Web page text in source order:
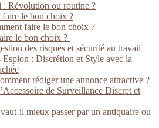
: Révolution ou routine ?
faire le bon choix ?
faire le bon choix ?
le bon choix ?
des risques et sécurité au travail
Espion : Discrétion et Style avec la
rédiger une annonce attractive ?
de Surveillance Discret et
il mieux passer par un antiquaire ou